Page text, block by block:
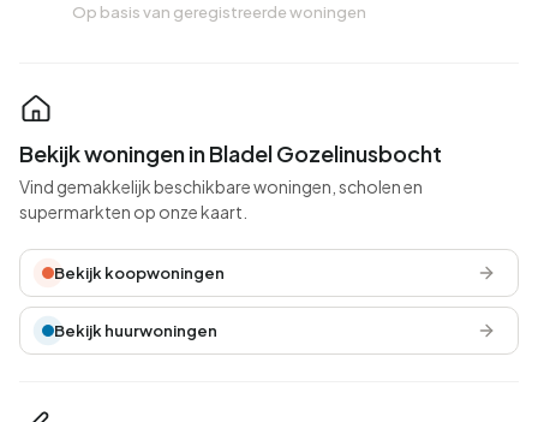
Op basis van geregistreerde woningen
Bekijk woningen in Bladel Gozelinusbocht
Vind gemakkelijk beschikbare woningen, scholen en
supermarkten op onze kaart.
Bekijk koopwoningen
Bekijk huurwoningen